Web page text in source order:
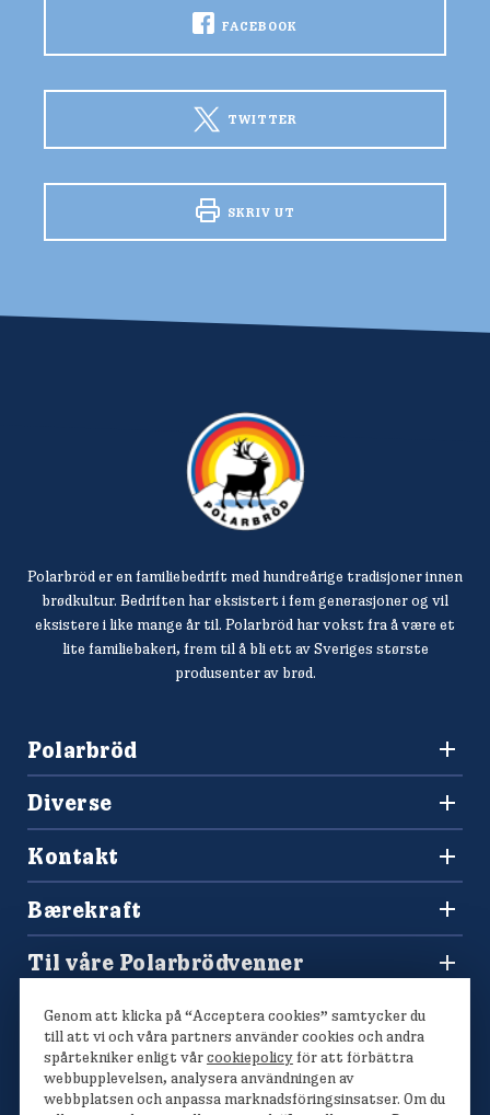
FACEBOOK
TWITTER
SKRIV UT
Polarbröd er en familiebedrift med hundreårige tradisjoner innen
brødkultur. Bedriften har eksistert i fem generasjoner og vil
eksistere i like mange år til. Polarbröd har vokst fra å være et
lite familiebakeri, frem til å bli ett av Sveriges største
produsenter av brød.
Polarbröd
+47 477 00 266
salg@finkrogh.no
Diverse
Oppskrifter
Våre brød
Kontakt
Spørsmål og svar
Bærekraft
Polarmetoden
Til våre Polarbrödvenner
Konkurranser
Genom att klicka på “Acceptera cookies” samtycker du
till att vi och våra partners använder cookies och andra
spårtekniker enligt vårcookiepolicyför att förbättra
webbupplevelsen, analysera användningen av
webbplatsen och anpassa marknadsföringsinsatser. Om du